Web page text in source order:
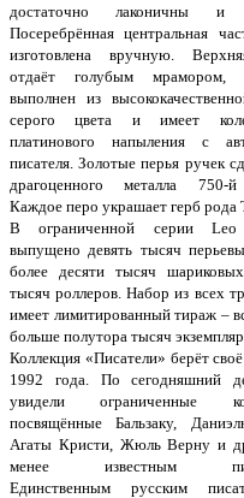
достаточно лаконичны и
Посеребрённая центральная
изготовлена вручную.
отдаёт голубым мрамором,
выполнен из
серого цвета и имеет
платинового напыления с
писателя. Золотые перья ручек
драгоценного металла 750-
Каждое перо украшает герб рода
В ограниченной серии
выпущено девять тысяч
более десяти тысяч
тысяч роллеров. Набор из всех
имеет лимитированный тираж –
больше полутора тысяч
Коллекция «Писатели» берёт
1992 года. По сегодняшний
увидели ограниченные
посвящённые Бальзаку,
Агаты Кристи, Жюль Верну и
менее известным
Единственным русским